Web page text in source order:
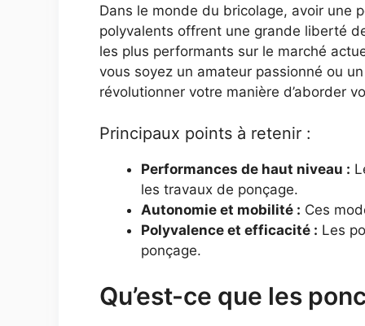
Dans le monde du bricolage, avoir une
polyvalents offrent une grande liberté
les plus performants sur le marché
vous soyez un amateur passionné ou
révolutionner votre manière d’aborder
Principaux points à retenir :
Performances de haut niveau :
les travaux de ponçage.
Autonomie et mobilité : Ces
Polyvalence et efficacité : Les
ponçage.
Qu’est-ce que les